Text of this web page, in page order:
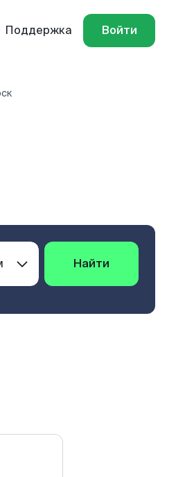
Поддержка Войти
Найти